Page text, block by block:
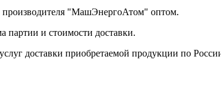
производителя "МашЭнергоАтом" оптом.
партии и стоимости доставки.
доставки приобретаемой продукции по